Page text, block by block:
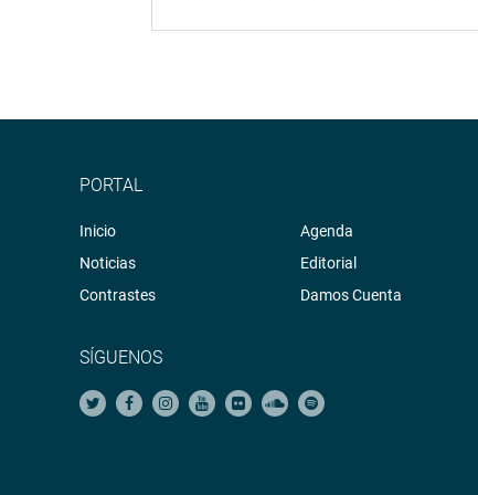
PORTAL
Inicio
Noticias
Contrastes
Agenda
Editorial
Damos Cuenta
SÍGUENOS